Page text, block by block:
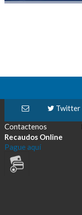
Contactenos
Twitter
Recaudos Online
Pague aquí